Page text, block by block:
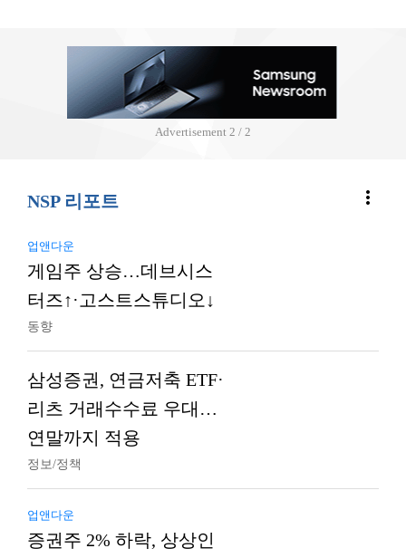
Advertisement 2 / 2
NSP 리포트 more_vert
업앤다운
게임주 상승…데브시스
터즈↑·고스트스튜디오↓
동향
삼성증권, 연금저축 ETF·
리츠 거래수수료 우대…
연말까지 적용
정보/정책
업앤다운
증권주 2% 하락, 상상인